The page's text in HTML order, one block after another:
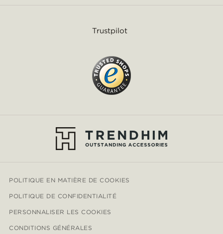
Trustpilot
POLITIQUE EN MATIÈRE DE COOKIES
POLITIQUE DE CONFIDENTIALITÉ
PERSONNALISER LES COOKIES
CONDITIONS GÉNÉRALES